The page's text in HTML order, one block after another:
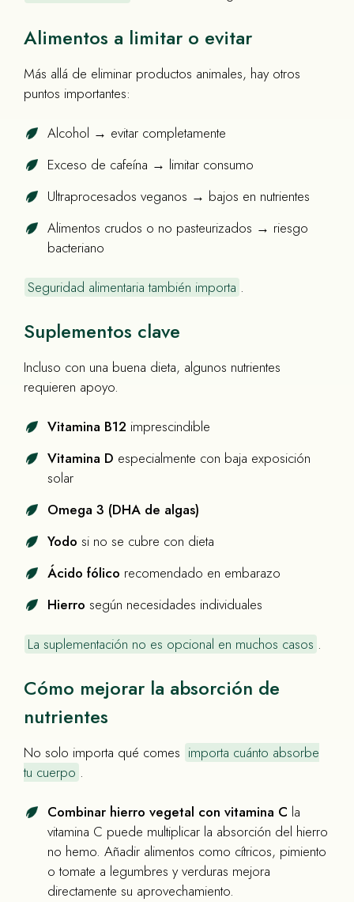
Alimentos a limitar o evitar
Más allá de eliminar productos animales, hay otros
puntos importantes:
Alcohol → evitar completamente
Exceso de cafeína → limitar consumo
Ultraprocesados veganos → bajos en nutrientes
Alimentos crudos o no pasteurizados → riesgo
bacteriano
Seguridad alimentaria también importa .
Suplementos clave
Incluso con una buena dieta, algunos nutrientes
requieren apoyo.
Vitamina B12 imprescindible
Vitamina D especialmente con baja exposición
solar
Omega 3 (DHA de algas)
Yodo si no se cubre con dieta
Ácido fólico recomendado en embarazo
Hierro según necesidades individuales
La suplementación no es opcional en muchos casos .
Cómo mejorar la absorción de
nutrientes
No solo importa qué comes importa cuánto absorbe
tu cuerpo .
Combinar hierro vegetal con vitamina C la
vitamina C puede multiplicar la absorción del hierro
no hemo. Añadir alimentos como cítricos, pimiento
o tomate a legumbres y verduras mejora
directamente su aprovechamiento.